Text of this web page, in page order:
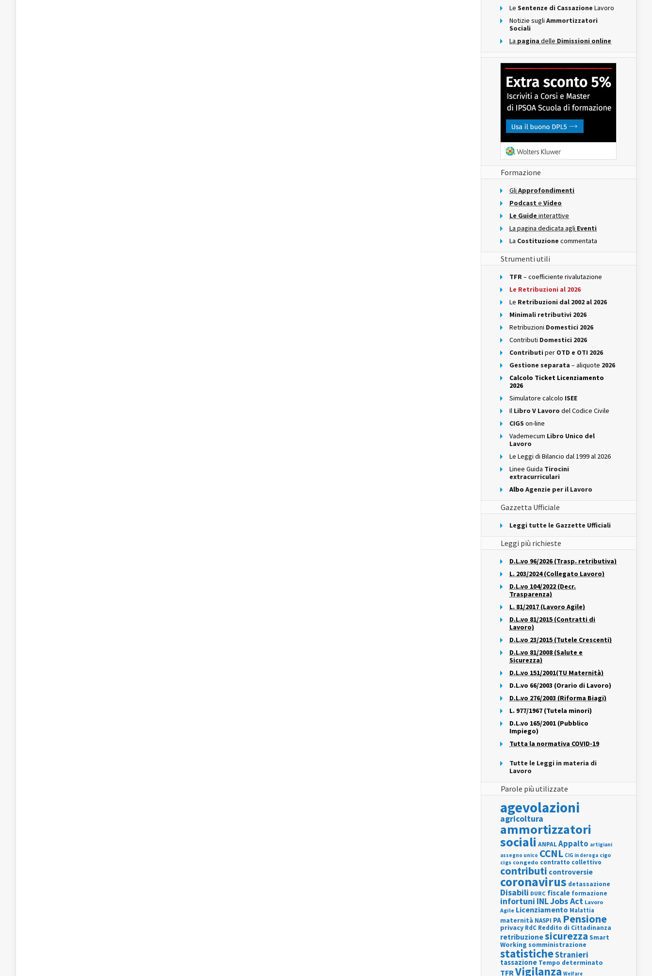
Le Sentenze di Cassazione Lavoro
Notizie sugli Ammortizzatori
Sociali
La pagina delle Dimissioni online
Formazione
Gli Approfondimenti
Podcast e Video
Le Guide interattive
La pagina dedicata agli Eventi
La Costituzione commentata
Strumenti utili
TFR– coefficiente rivalutazione
Le Retribuzioni al 2026
Le Retribuzioni dal 2002 al 2026
Minimali retributivi 2026
Retribuzioni Domestici 2026
Contributi Domestici 2026
Contributi per OTD e OTI 2026
Gestione separata – aliquote 2026
Calcolo Ticket Licenziamento
2026
Simulatore calcolo ISEE
Il Libro V Lavoro del Codice Civile
CIGS on-line
Vademecum Libro Unico del
Lavoro
Le Leggi di Bilancio dal 1999 al 2026
Linee Guida Tirocini
extracurriculari
Albo Agenzie per il Lavoro
Gazzetta Ufficiale
Leggi tutte le Gazzette Ufficiali
Leggi più richieste
D.L.vo 96/2026 (Trasp. retributiva)
L. 203/2024 (Collegato Lavoro)
D.L.vo 104/2022 (Decr.
Trasparenza)
L. 81/2017 (Lavoro Agile)
D.L.vo 81/2015 (Contratti di
Lavoro)
D.L.vo 23/2015 (Tutele Crescenti)
D.L.vo 81/2008 (Salute e
Sicurezza)
D.L.vo 151/2001(TU Maternità)
D.L.vo 66/2003 (Orario di Lavoro)
D.L.vo 276/2003 (Riforma Biagi)
L. 977/1967 (Tutela minori)
D.L.vo 165/2001 (Pubblico
Impiego)
Tutta la normativa COVID-19
Tutte le Leggi in materia di
Lavoro
Parole più utilizzate
agevolazioni
agricoltura
ammortizzatori
sociali ANPALAppalto artigiani
assegno unico CCNL CIG in deroga cigo
cigs congedo contratto collettivo
contributi controversie
coronavirus detassazione
Disabili DURC fiscale formazione
infortuni INLJobs Act Lavoro
Agile Licenziamento Malattia
maternità NASPI PA Pensione
privacy RdC Reddito di Cittadinanza
retribuzionesicurezza Smart
Working somministrazione
statisticheStranieri
tassazione Tempo determinato
TFRVigilanza Welfare